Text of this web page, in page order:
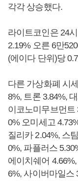
각각 상승했다.
라이트코인은 24
2.19% 오른 6만
(에이다 단위)당
다른 가상화폐 시
8%, 트론 3.84%,
이코노미무브먼트
0% 오미세고
질리카 2.04%, 스
0%, 파플러스
에이치쉐어
6%, 사이버마일스